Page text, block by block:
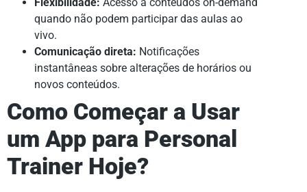
quando não podem participar das aulas ao
vivo.
Comunicação direta: Notificações
instantâneas sobre alterações de horários ou
novos conteúdos.
Como Começar a Usar
um App para Personal
Trainer Hoje?